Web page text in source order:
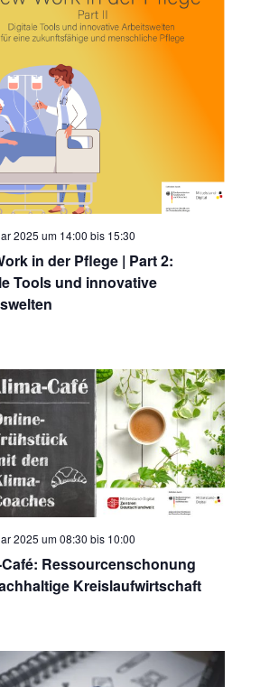
in der Pflege | Part 2:
Tools und innovative
2025 um 14:00 bis 15:30
Ressourcenschonung
Kreislaufwirtschaft
2025 um 08:30 bis 10:00